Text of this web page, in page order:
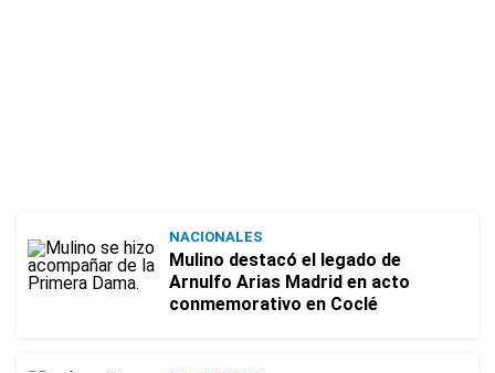
NACIONALES
Mulino destacó el legado de
Arnulfo Arias Madrid en acto
conmemorativo en Coclé